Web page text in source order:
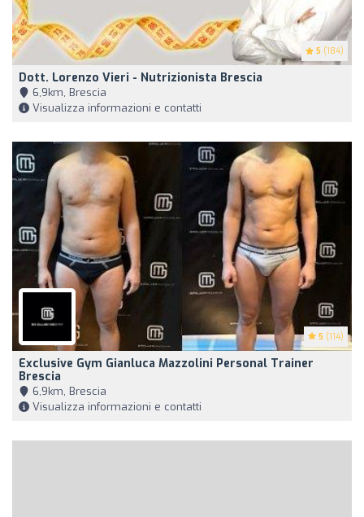
5 (184)
Dott. Lorenzo Vieri - Nutrizionista Brescia
6,9km, Brescia
Visualizza informazioni e contatti
5 (114)
Exclusive Gym Gianluca Mazzolini Personal Trainer
Brescia
6,9km, Brescia
Visualizza informazioni e contatti